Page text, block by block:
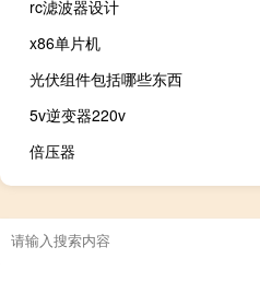
rc滤波器设计
x86单片机
光伏组件包括哪些东西
5v逆变器220v
倍压器